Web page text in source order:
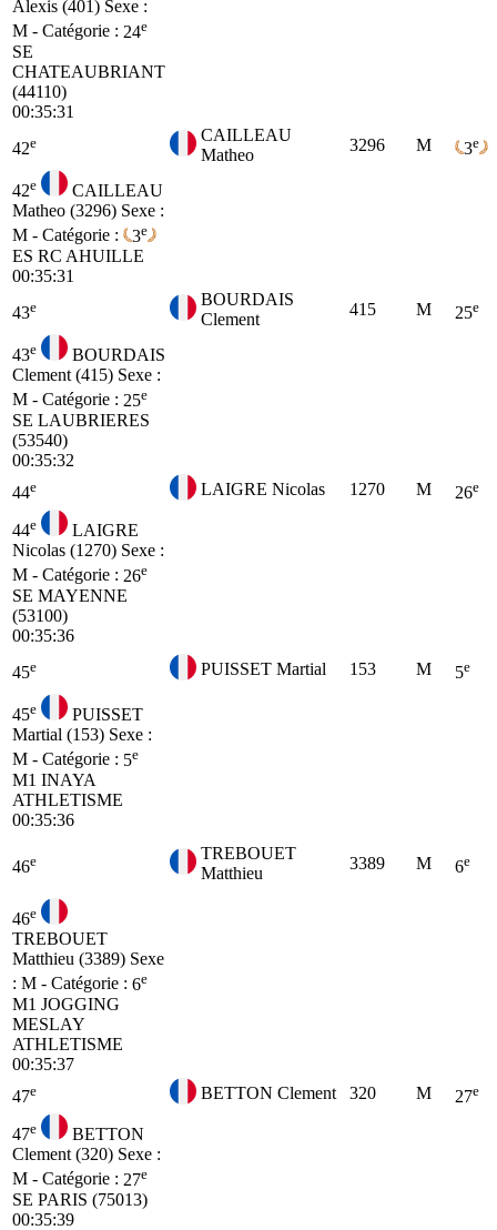
Alexis (401) Sexe :
M - Catégorie : 24e
SE
CHATEAUBRIANT
(44110)
00:35:31
42e
CAILLEAU
Matheo
3296 M 3e
42e
CAILLEAU
Matheo (3296) Sexe :
M - Catégorie :
3e
ES RC AHUILLE
00:35:31
43e
BOURDAIS
Clement
415 M 25e
43e
BOURDAIS
Clement (415) Sexe :
M - Catégorie : 25e
SE LAUBRIERES
(53540)
00:35:32
44e LAIGRE Nicolas 1270 M 26e
44e
LAIGRE
Nicolas (1270) Sexe :
M - Catégorie : 26e
SE MAYENNE
(53100)
00:35:36
45e PUISSET Martial 153 M 5e
45e
PUISSET
Martial (153) Sexe :
M - Catégorie : 5e
M1 INAYA
ATHLETISME
00:35:36
46e
TREBOUET
Matthieu
3389 M 6e
46e
TREBOUET
Matthieu (3389) Sexe
: M - Catégorie : 6e
M1 JOGGING
MESLAY
ATHLETISME
00:35:37
47e BETTON Clement 320 M 27e
47e
BETTON
Clement (320) Sexe :
M - Catégorie : 27e
SE PARIS (75013)
00:35:39